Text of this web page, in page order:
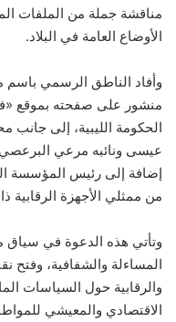
مناقشة جملة من الملفات
الأوضاع العامة في البلاد.
وأفاد الناطق الرسمي باسم
منشور على صفحته بموقع
الحكومة الليبية، إلى
عيسى ونائبه مرعي
إضافة إلى رئيس المؤسسة
من ممثلي الأجهزة الرقابية
وتأتي هذه الدعوة في سياق
المساءلة والشفافية، وفتح
والرقابية حول السياسات
الاقتصادي والمعيشي